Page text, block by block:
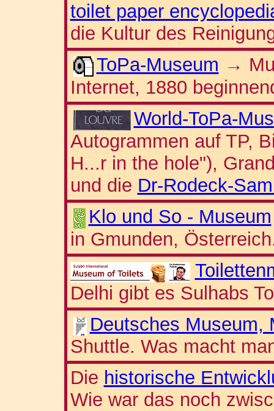
toilet paper
die Kultur des
ToPa-Museum →
Internet, 1880
World-ToPa-
Autogrammen auf TP,
H...r in the hole"),
und die Dr-Rodeck-
Klo und So - Museum
in Gmunden,
Delhi gibt es Sulhabs
Deutsches Museum,
Shuttle. Was macht
Die historische
Wie war das noch